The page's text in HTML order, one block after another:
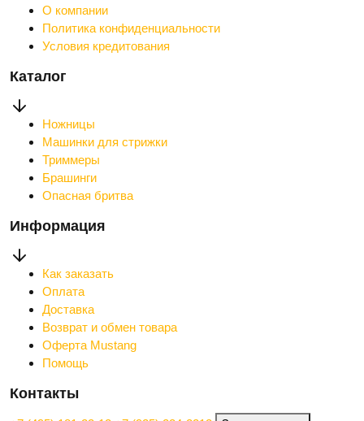
О компании
Политика конфиденциальности
Условия кредитования
Каталог
Ножницы
Машинки для стрижки
Триммеры
Брашинги
Опасная бритва
Информация
Как заказать
Оплата
Доставка
Возврат и обмен товара
Оферта Mustang
Помощь
Контакты